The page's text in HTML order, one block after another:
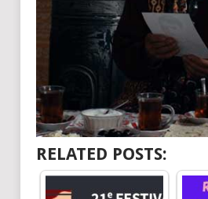
RELATED POSTS: